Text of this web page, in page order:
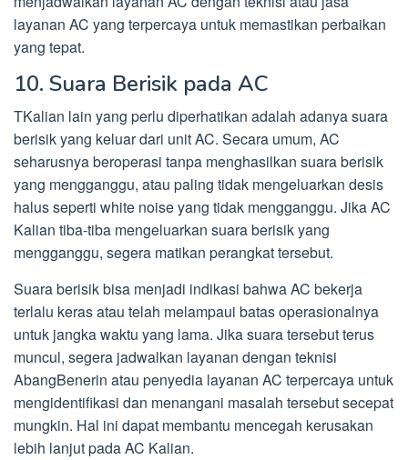
layanan AC yang terpercaya untuk memastikan perbaikan
yang tepat.
10. Suara Berisik pada AC
TKalian lain yang perlu diperhatikan adalah adanya suara
berisik yang keluar dari unit AC. Secara umum, AC
seharusnya beroperasi tanpa menghasilkan suara berisik
yang mengganggu, atau paling tidak mengeluarkan desis
halus seperti white noise yang tidak mengganggu. Jika AC
Kalian tiba-tiba mengeluarkan suara berisik yang
mengganggu, segera matikan perangkat tersebut.
Suara berisik bisa menjadi indikasi bahwa AC bekerja
terlalu keras atau telah melampaui batas operasionalnya
untuk jangka waktu yang lama. Jika suara tersebut terus
muncul, segera jadwalkan layanan dengan teknisi
AbangBenerin atau penyedia layanan AC terpercaya untuk
mengidentifikasi dan menangani masalah tersebut secepat
mungkin. Hal ini dapat membantu mencegah kerusakan
lebih lanjut pada AC Kalian.